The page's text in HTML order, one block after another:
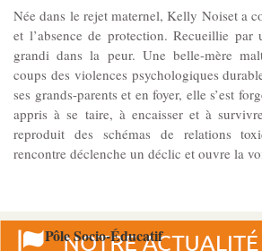
Son histoire
Ses missions, son objet
Rapports d’activité
Pôle Socio-­Éducatif
Née dans le rejet maternel, Kelly Noiset a
et l’absence de protection. Recueillie
grandi dans la peur. Une belle-mère
coups des violences psychologiques
ses grands-parents et en foyer, elle s’est
appris à se taire, à encaisser et à
reproduit des schémas de relations
rencontre déclenche un déclic et ouvre la